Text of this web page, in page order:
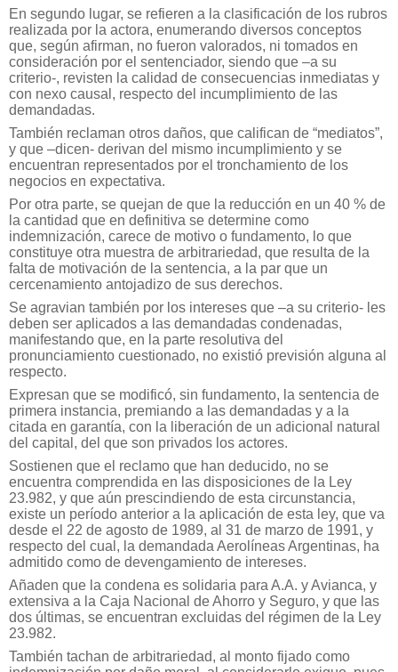
En segundo lugar, se refieren a la clasificación de los rubros
realizada por la actora, enumerando diversos conceptos
que, según afirman, no fueron valorados, ni tomados en
consideración por el sentenciador, siendo que –a su
criterio-, revisten la calidad de consecuencias inmediatas y
con nexo causal, respecto del incumplimiento de las
demandadas.
También reclaman otros daños, que califican de “mediatos”,
y que –dicen- derivan del mismo incumplimiento y se
encuentran representados por el tronchamiento de los
negocios en expectativa.
Por otra parte, se quejan de que la reducción en un 40 % de
la cantidad que en definitiva se determine como
indemnización, carece de motivo o fundamento, lo que
constituye otra muestra de arbitrariedad, que resulta de la
falta de motivación de la sentencia, a la par que un
cercenamiento antojadizo de sus derechos.
Se agravian también por los intereses que –a su criterio- les
deben ser aplicados a las demandadas condenadas,
manifestando que, en la parte resolutiva del
pronunciamiento cuestionado, no existió previsión alguna al
respecto.
Expresan que se modificó, sin fundamento, la sentencia de
primera instancia, premiando a las demandadas y a la
citada en garantía, con la liberación de un adicional natural
del capital, del que son privados los actores.
Sostienen que el reclamo que han deducido, no se
encuentra comprendida en las disposiciones de la Ley
23.982, y que aún prescindiendo de esta circunstancia,
existe un período anterior a la aplicación de esta ley, que va
desde el 22 de agosto de 1989, al 31 de marzo de 1991, y
respecto del cual, la demandada Aerolíneas Argentinas, ha
admitido como de devengamiento de intereses.
Añaden que la condena es solidaria para A.A. y Avianca, y
extensiva a la Caja Nacional de Ahorro y Seguro, y que las
dos últimas, se encuentran excluidas del régimen de la Ley
23.982.
También tachan de arbitrariedad, al monto fijado como